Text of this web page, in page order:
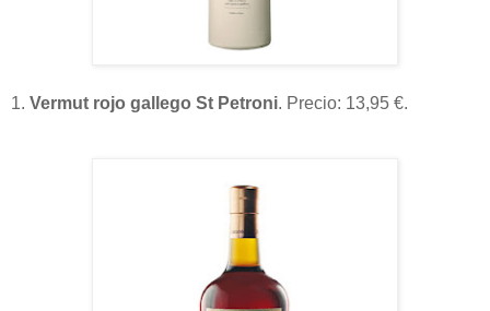
1. Vermut rojo gallego St Petroni. Precio: 13,95 €.